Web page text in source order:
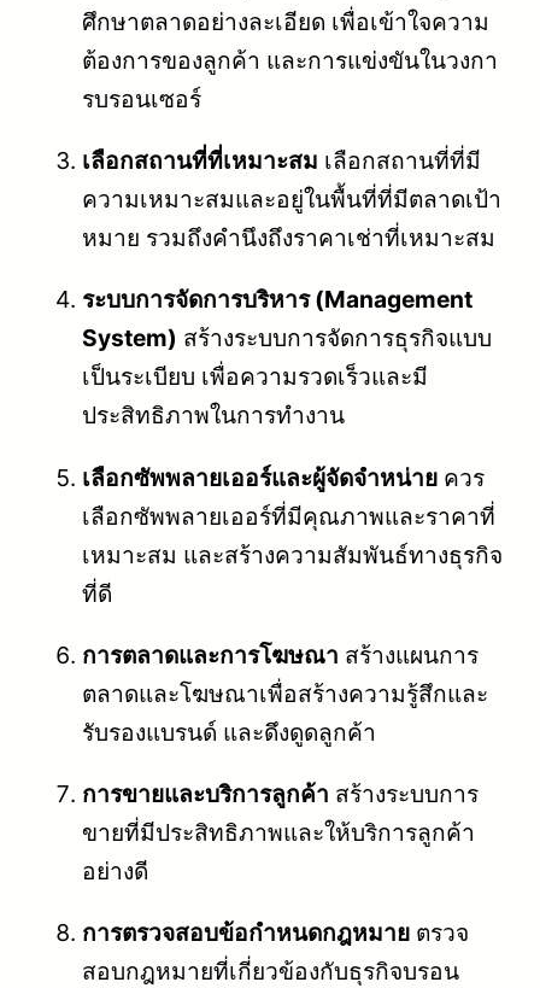
ศึกษาตลาดอย่างละเอียด เพื่อเข้าใจความ
ต้องการของลูกค้า และการแข่งขันในวงกา
รบรอนเซอร์
เลือกสถานที่ที่เหมาะสม เลือกสถานที่ที่มี
ความเหมาะสมและอยู่ในพื้นที่ที่มีตลาดเป้า
หมาย รวมถึงคำนึงถึงราคาเช่าที่เหมาะสม
ระบบการจัดการบริหาร (Management
System) สร้างระบบการจัดการธุรกิจแบบ
เป็นระเบียบ เพื่อความรวดเร็วและมี
ประสิทธิภาพในการทำงาน
เลือกซัพพลายเออร์และผู้จัดจำหน่าย ควร
เลือกซัพพลายเออร์ที่มีคุณภาพและราคาที่
เหมาะสม และสร้างความสัมพันธ์ทางธุรกิจ
ที่ดี
การตลาดและการโฆษณา สร้างแผนการ
ตลาดและโฆษณาเพื่อสร้างความรู้สึกและ
รับรองแบรนด์ และดึงดูดลูกค้า
การขายและบริการลูกค้า สร้างระบบการ
ขายที่มีประสิทธิภาพและให้บริการลูกค้า
อย่างดี
การตรวจสอบข้อกำหนดกฎหมาย ตรวจ
สอบกฎหมายที่เกี่ยวข้องกับธุรกิจบรอน